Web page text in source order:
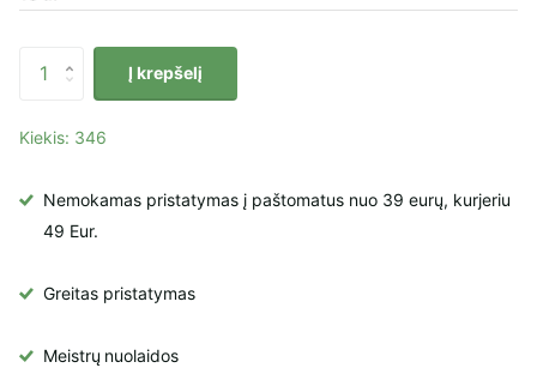
Į krepšelį
Kiekis: 346
Nemokamas pristatymas į paštomatus nuo 39 eurų, kurjeriu
49 Eur.
Greitas pristatymas
Meistrų nuolaidos